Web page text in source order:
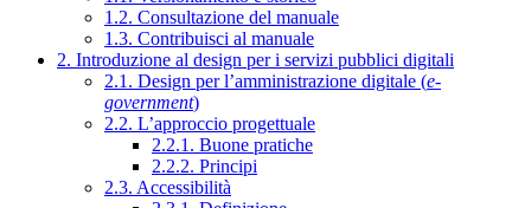
1.2. Consultazione del manuale
1.3. Contribuisci al manuale
2. Introduzione al design per i servizi pubblici digitali
2.1. Design per l’amministrazione digitale (e-
government)
2.2. L’approccio progettuale
2.2.1. Buone pratiche
2.2.2. Principi
2.3. Accessibilità